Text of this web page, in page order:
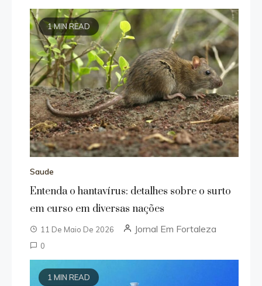
1 MIN READ
Saude
Entenda o hantavírus: detalhes sobre o surto
em curso em diversas nações
11 De Maio De 2026 Jornal Em Fortaleza
0
1 MIN READ